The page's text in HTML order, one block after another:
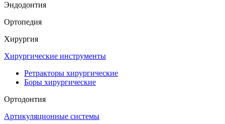
Эндодонтия
Ортопедия
Хирургия
Хирургические инструменты
Ретракторы хирургические
Боры хирургические
Ортодонтия
Артикуляционные системы